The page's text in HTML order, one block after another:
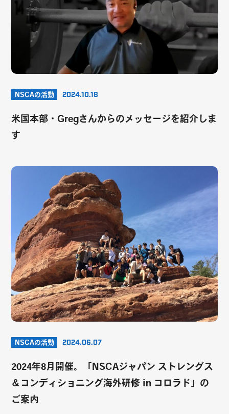
NSCAの活動 2024.10.18
米国本部・Gregさんからのメッセージを紹介しま
す
NSCAの活動 2024.06.07
2024年8月開催。「NSCAジャパン ストレングス
＆コンディショニング海外研修 in コロラド」の
ご案内